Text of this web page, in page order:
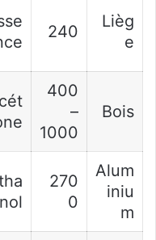
Lièg
e
240
Bois
400
–
1000
Alum
iniu
m
270
0
nol